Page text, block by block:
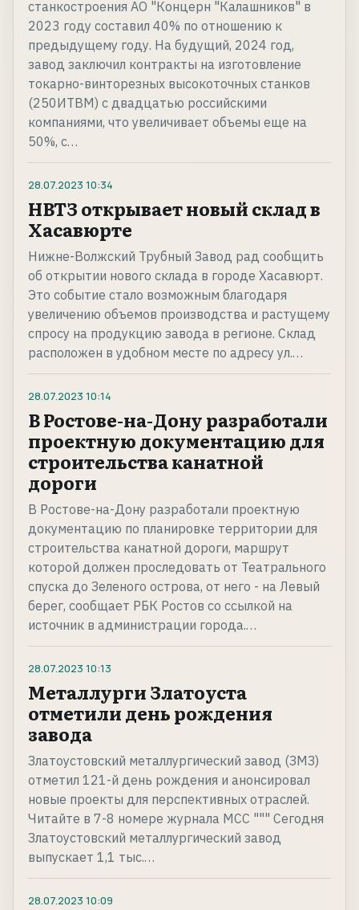
станкостроения АО "Концерн "Калашников" в
2023 году составил 40% по отношению к
предыдущему году. На будущий, 2024 год,
завод заключил контракты на изготовление
токарно-винторезных высокоточных станков
(250ИТВМ) с двадцатью российскими
компаниями, что увеличивает объемы еще на
50%, с…
28.07.2023 10:34
НВТЗ открывает новый склад в
Хасавюрте
Нижне-Волжский Трубный Завод рад сообщить
об открытии нового склада в городе Хасавюрт.
Это событие стало возможным благодаря
увеличению объемов производства и растущему
спросу на продукцию завода в регионе. Склад
расположен в удобном месте по адресу ул.…
28.07.2023 10:14
В Ростове-на-Дону разработали
проектную документацию для
строительства канатной
дороги
В Ростове-на-Дону разработали проектную
документацию по планировке территории для
строительства канатной дороги, маршрут
которой должен проследовать от Театрального
спуска до Зеленого острова, от него - на Левый
берег, сообщает РБК Ростов со ссылкой на
источник в администрации города.…
28.07.2023 10:13
Металлурги Златоуста
отметили день рождения
завода
Златоустовский металлургический завод (ЗМЗ)
отметил 121-й день рождения и анонсировал
новые проекты для перспективных отраслей.
Читайте в 7-8 номере журнала МСС """ Сегодня
Златоустовский металлургический завод
выпускает 1,1 тыс.…
28.07.2023 10:09